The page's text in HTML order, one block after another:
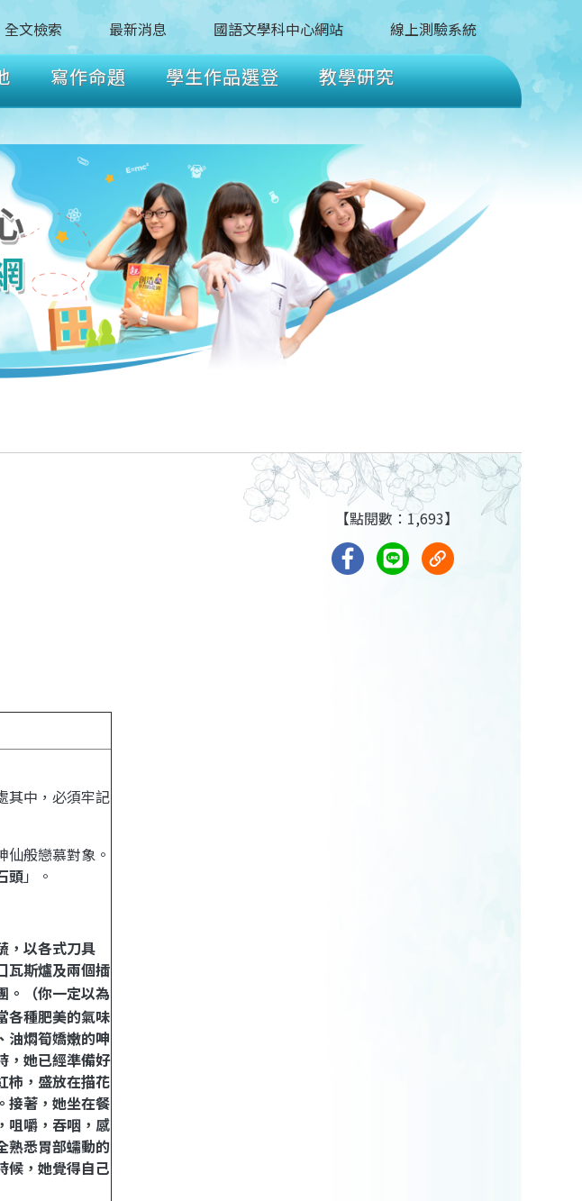
全文檢索 最新消息 國語文學科中心網站 線上測驗系統
寫作命題 學生作品選登
教學研究
【點閱數：1,693】
其中，必須牢記
仙般戀慕對象。
頭」
。
，以各式刀具
瓦斯爐及兩個插
。（你一定以為
各種肥美的氣味
油燜筍嬌嫩的呻
，她已經準備好
柿，盛放在描花
接著，她坐在餐
咀嚼，吞咽，感
熟悉胃部蠕動的
候，她覺得自己